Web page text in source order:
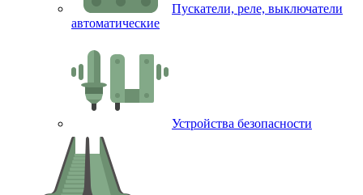
Пускатели, реле, выключатели
автоматические
Устройства безопасности